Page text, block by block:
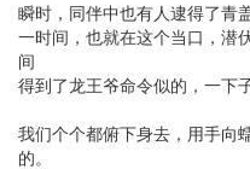
瞬时，同伴中也有人逮得了青
一时间，也就在这个当口，潜
间
得到了龙王爷命令似的，一下
我们个个都俯下身去，用手向
的。